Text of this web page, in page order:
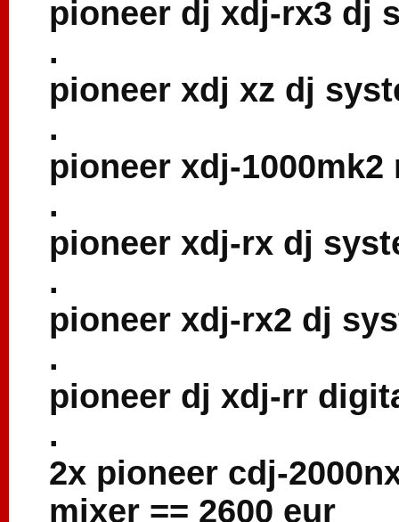
pioneer dj xdj-rx3 dj
.
pioneer xdj xz dj
.
pioneer xdj-
.
pioneer xdj-rx dj
.
pioneer xdj-rx2 dj
.
pioneer dj xdj-rr
.
2x pioneer cdj-
mixer == 2600 eur